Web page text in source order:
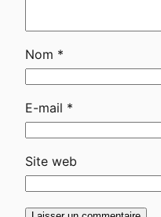
Nom *
E-mail *
Site web